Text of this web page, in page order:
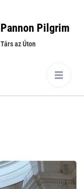
Pannon Pilgrim
Társ az Úton